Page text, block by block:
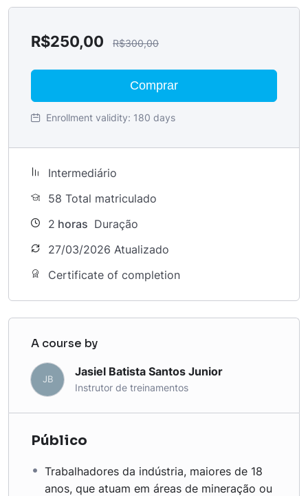
R$250,00 R$300,00
Comprar
Enrollment validity: 180 days
Intermediário
58 Total matriculado
2 horas Duração
27/03/2026 Atualizado
Certificate of completion
A course by
JB
Jasiel Batista Santos Junior
Instrutor de treinamentos
Público
Trabalhadores da indústria, maiores de 18
anos, que atuam em áreas de mineração ou